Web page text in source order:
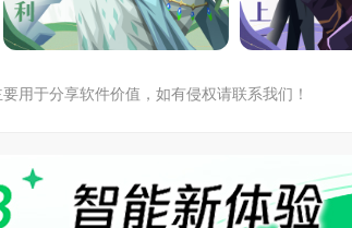
用于分享软件价值，如有侵权请联系我们！